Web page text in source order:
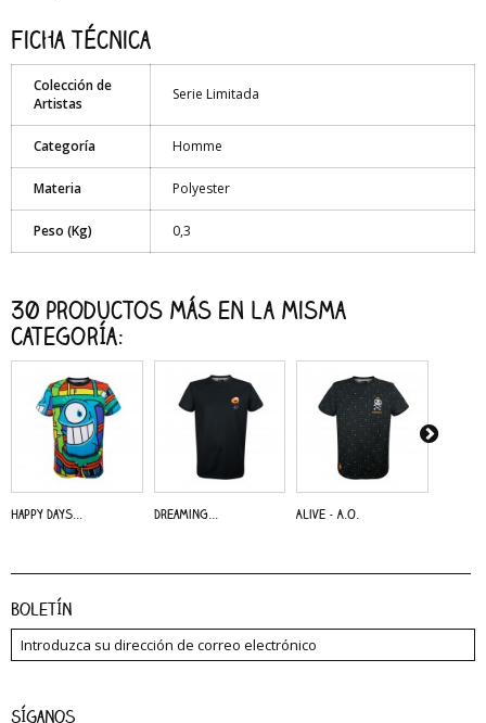
Ficha técnica
Colección de
Artistas
Serie Limitada
Categoría Homme
Materia Polyester
Peso (Kg) 0,3
30 productos más en la misma
categoría:
Happy Days... Dreaming... Alive - A.O.
Boletín
Síganos